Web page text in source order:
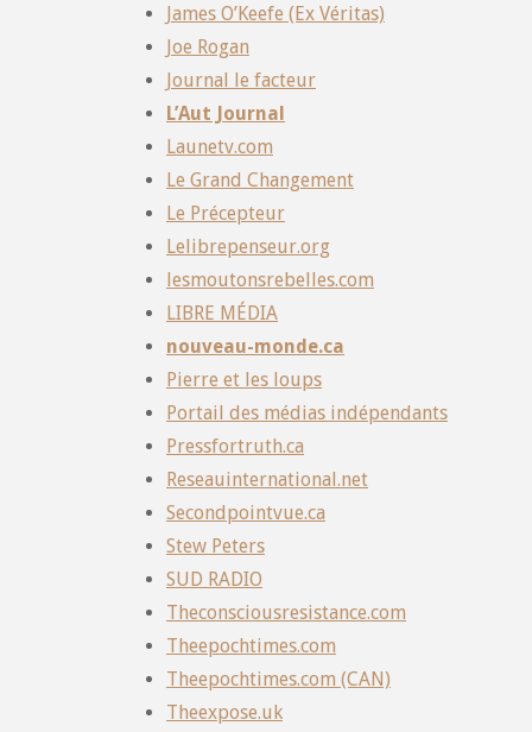
James O’Keefe (Ex Véritas)
Joe Rogan
Journal le facteur
L’Aut Journal
Launetv.com
Le Grand Changement
Le Précepteur
Lelibrepenseur.org
lesmoutonsrebelles.com
LIBRE MÉDIA
nouveau-monde.ca
Pierre et les loups
Portail des médias indépendants
Pressfortruth.ca
Reseauinternational.net
Secondpointvue.ca
Stew Peters
SUD RADIO
Theconsciousresistance.com
Theepochtimes.com
Theepochtimes.com (CAN)
Theexpose.uk